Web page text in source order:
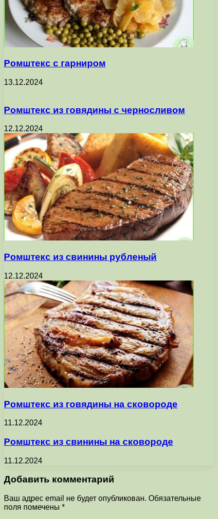
Ромштекс с гарниром
13.12.2024
Ромштекс из говядины с черносливом
12.12.2024
Ромштекс из свинины рубленый
12.12.2024
Ромштекс из говядины на сковороде
11.12.2024
Ромштекс из свинины на сковороде
11.12.2024
Добавить комментарий
Ваш адрес email не будет опубликован. Обязательные
поля помечены *